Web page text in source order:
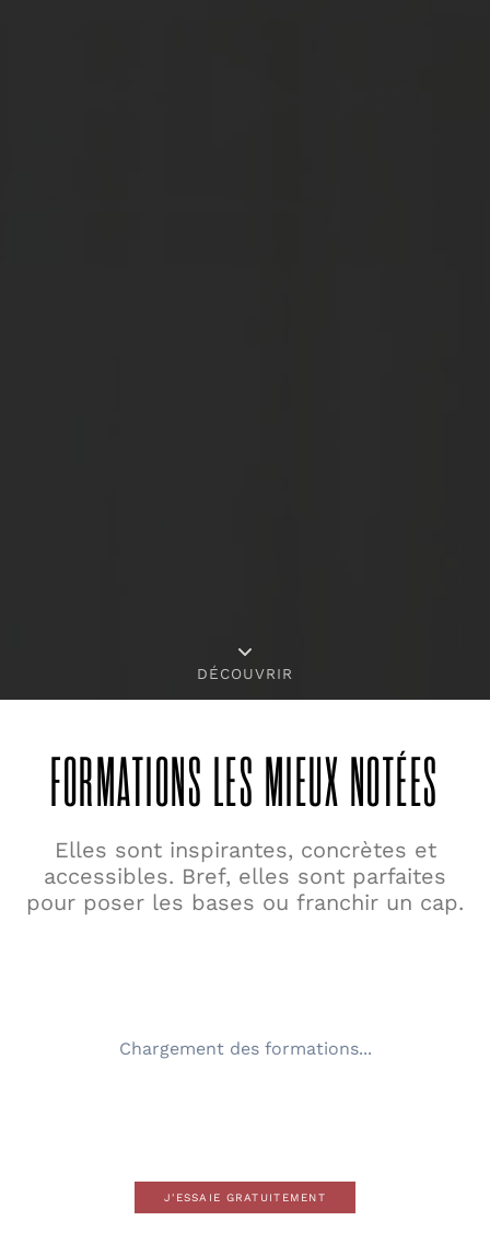
DÉCOUVRIR
FORMATIONS LES MIEUX NOTÉES
Elles sont inspirantes, concrètes et
accessibles. Bref, elles sont parfaites
pour poser les bases ou franchir un cap.
Chargement des formations...
J'ESSAIE GRATUITEMENT